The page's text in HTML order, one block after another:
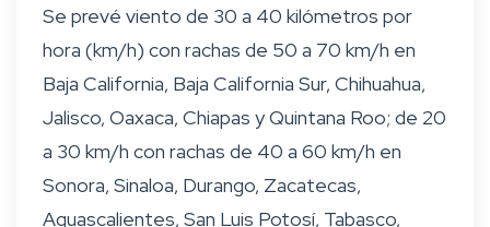
Se prevé viento de 30 a 40 kilómetros por
hora (km/h) con rachas de 50 a 70 km/h en
Baja California, Baja California Sur, Chihuahua,
Jalisco, Oaxaca, Chiapas y Quintana Roo; de 20
a 30 km/h con rachas de 40 a 60 km/h en
Sonora, Sinaloa, Durango, Zacatecas,
Aguascalientes, San Luis Potosí, Tabasco,